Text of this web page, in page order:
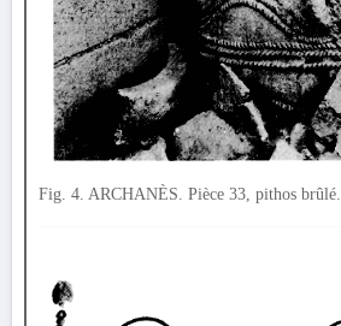
Fig. 4. ARCHANÈS. Pièce 33, pithos brûlé.